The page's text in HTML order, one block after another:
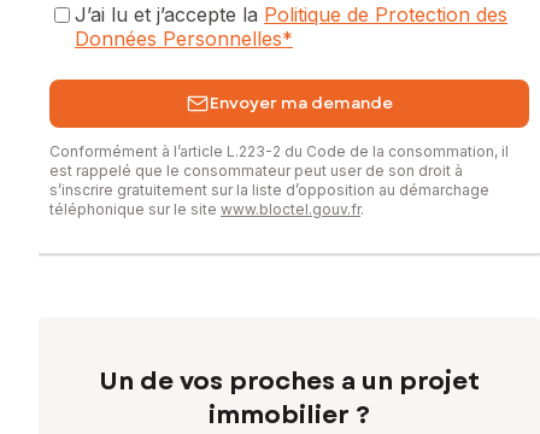
J’ai lu et j’accepte la Politique de Protection des
Données Personnelles*
Envoyer ma demande
Conformément à l’article L.223-2 du Code de la consommation, il
est rappelé que le consommateur peut user de son droit à
s’inscrire gratuitement sur la liste d’opposition au démarchage
téléphonique sur le site www.bloctel.gouv.fr.
Un de vos proches a un projet
immobilier ?